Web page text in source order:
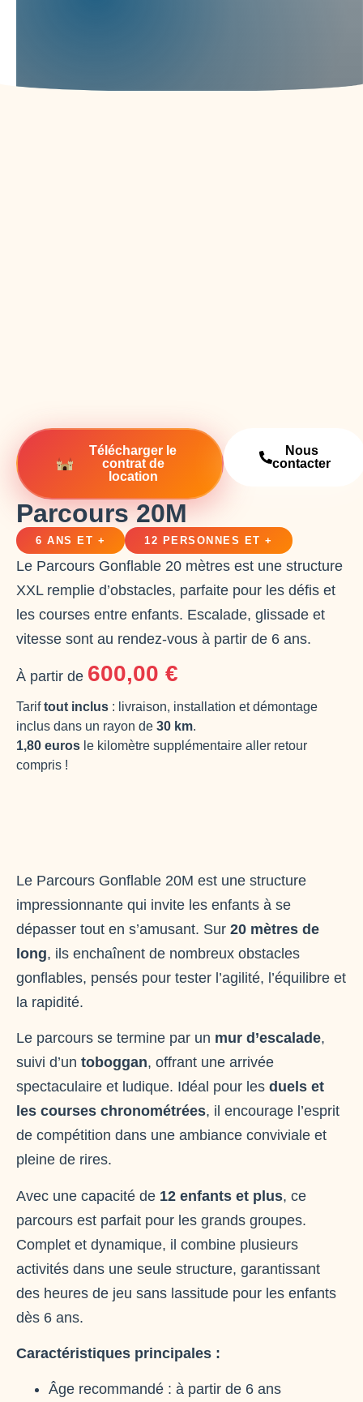
Télécharger le
contrat de
location
Nous
contacter
Parcours 20M
6 ANS ET + 12 PERSONNES ET +
Le Parcours Gonflable 20 mètres est une structure
XXL remplie d’obstacles, parfaite pour les défis et
les courses entre enfants. Escalade, glissade et
vitesse sont au rendez-vous à partir de 6 ans.
À partir de 600,00 €
Tariftout inclus : livraison, installation et démontage
inclus dans un rayon de 30 km.
1,80 euros le kilomètre supplémentaire aller retour
compris !
Le Parcours Gonflable 20M est une structure
impressionnante qui invite les enfants à se
dépasser tout en s’amusant. Sur 20 mètres de
long, ils enchaînent de nombreux obstacles
gonflables, pensés pour tester l’agilité, l’équilibre et
la rapidité.
Le parcours se termine par un mur d’escalade,
suivi d’un toboggan, offrant une arrivée
spectaculaire et ludique. Idéal pour les duels et
les courses chronométrées, il encourage l’esprit
de compétition dans une ambiance conviviale et
pleine de rires.
Avec une capacité de 12 enfants et plus, ce
parcours est parfait pour les grands groupes.
Complet et dynamique, il combine plusieurs
activités dans une seule structure, garantissant
des heures de jeu sans lassitude pour les enfants
dès 6 ans.
Caractéristiques principales :
Âge recommandé : à partir de 6 ans